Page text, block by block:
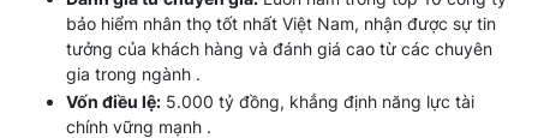
bảo hiểm nhân thọ tốt nhất Việt Nam, nhận được sự tin
tưởng của khách hàng và đánh giá cao từ các chuyên
gia trong ngành .
Vốn điều lệ: 5.000 tỷ đồng, khẳng định năng lực tài
chính vững mạnh .